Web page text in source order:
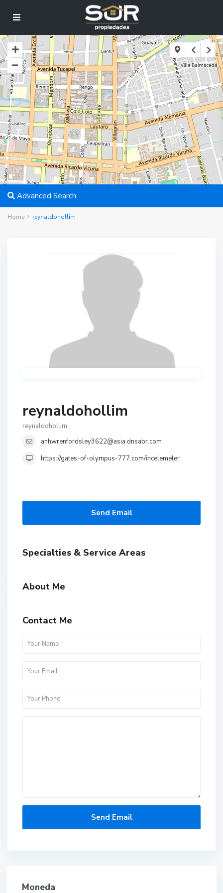
Advanced Search
Home reynaldohollim
reynaldohollim
reynaldohollim
anhwrenfordsley3622@asia.dnsabr.com
https://gates-of-olympus-777.com/incelemeler
Send Email
Specialties & Service Areas
About Me
Contact Me
Moneda